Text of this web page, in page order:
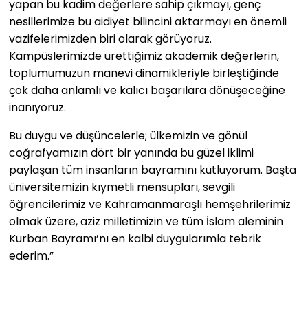
yapan bu kadim değerlere sahip çıkmayı, genç
nesillerimize bu aidiyet bilincini aktarmayı en önemli
vazifelerimizden biri olarak görüyoruz.
Kampüslerimizde ürettiğimiz akademik değerlerin,
toplumumuzun manevi dinamikleriyle birleştiğinde
çok daha anlamlı ve kalıcı başarılara dönüşeceğine
inanıyoruz.
Bu duygu ve düşüncelerle; ülkemizin ve gönül
coğrafyamızın dört bir yanında bu güzel iklimi
paylaşan tüm insanların bayramını kutluyorum. Başta
üniversitemizin kıymetli mensupları, sevgili
öğrencilerimiz ve Kahramanmaraşlı hemşehrilerimiz
olmak üzere, aziz milletimizin ve tüm İslam aleminin
Kurban Bayramı’nı en kalbi duygularımla tebrik
ederim.”